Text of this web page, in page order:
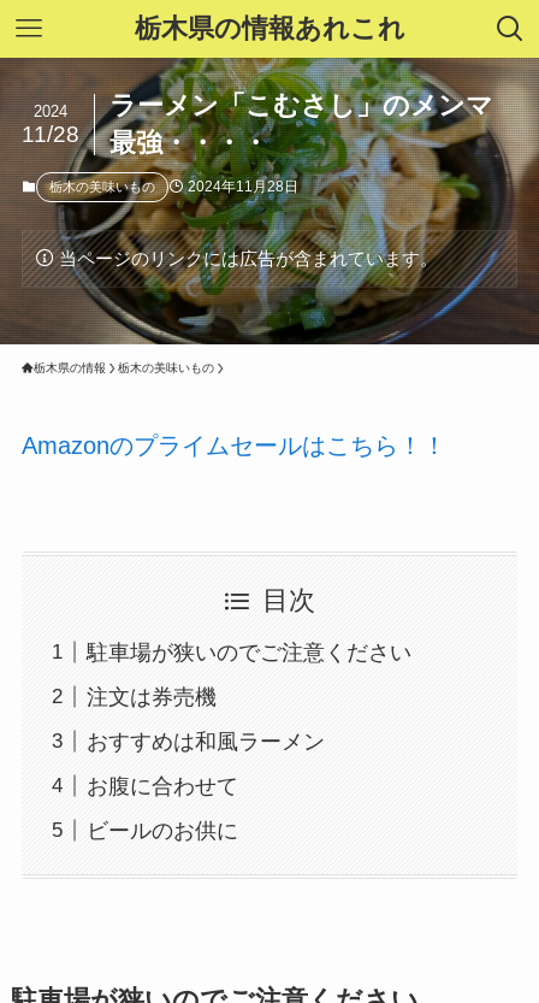
栃木県の情報あれこれ
ラーメン「こむさし」のメンマ
最強・・・・
2024
11/28
栃木の美味いもの 2024年11月28日
当ページのリンクには広告が含まれています。
栃木県の情報 栃木の美味いもの
Amazonのプライムセールはこちら！！
目次
駐車場が狭いのでご注意ください
注文は券売機
おすすめは和風ラーメン
お腹に合わせて
ビールのお供に